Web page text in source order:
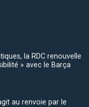
la RDC renouvelle
» avec le Barça
au renvoie par le